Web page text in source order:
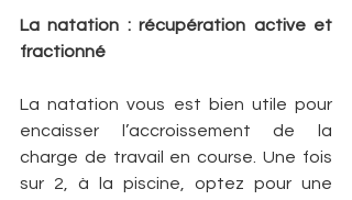
La natation : récupération active et
fractionné
La natation vous est bien utile pour
encaisser l’accroissement de la
charge de travail en course. Une fois
sur 2, à la piscine, optez pour une